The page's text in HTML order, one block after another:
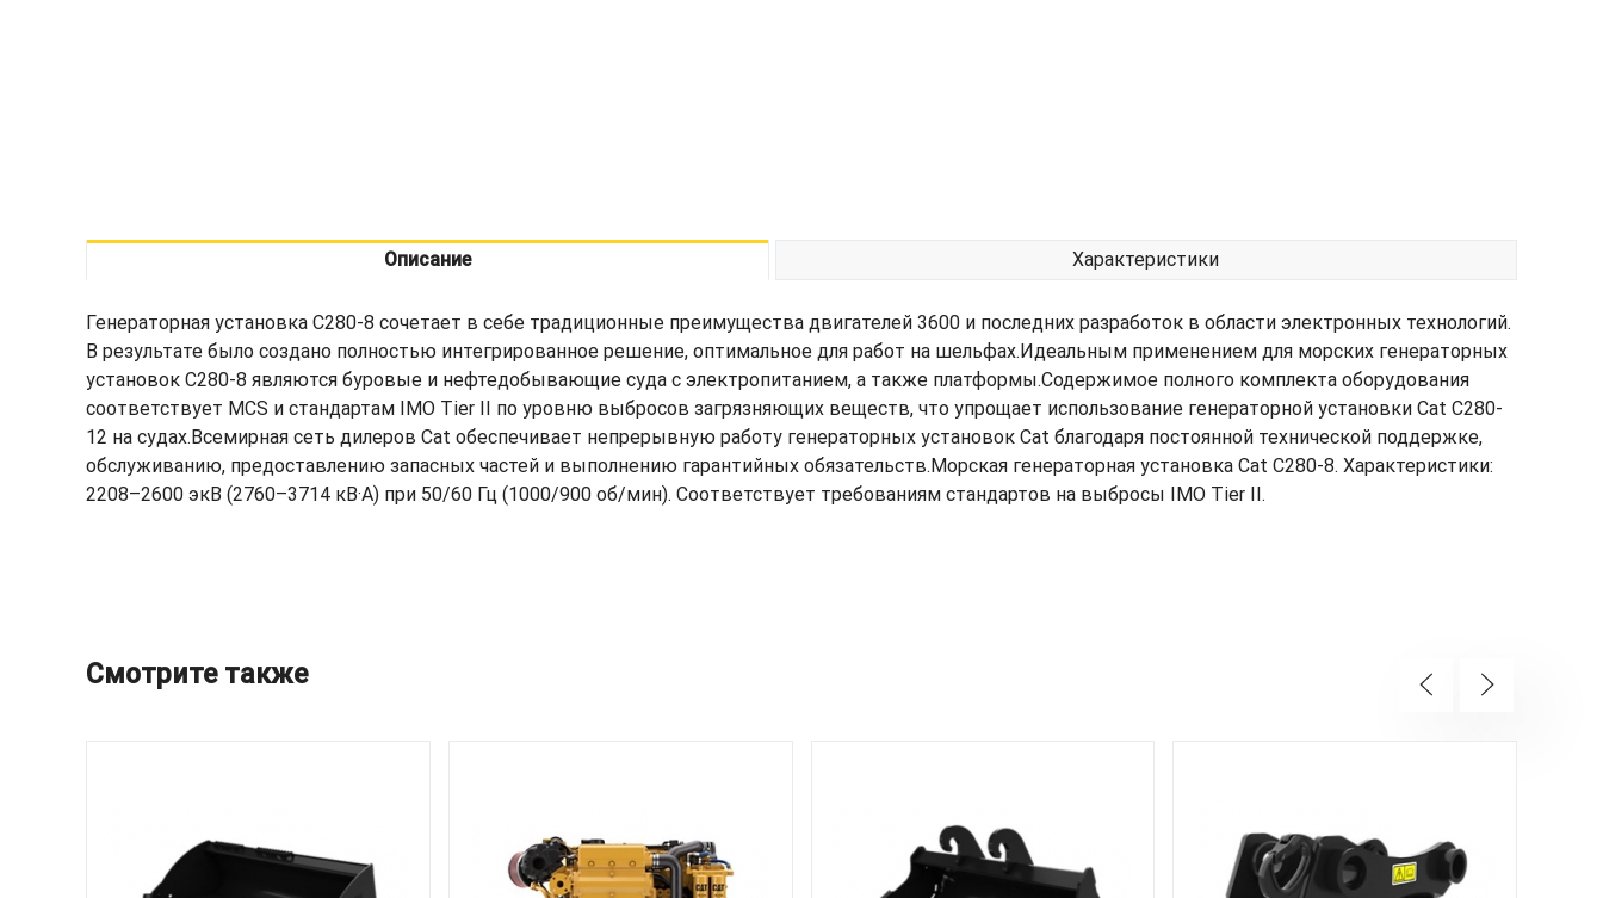
Описание Характеристики
Генераторная установка C280-8 сочетает в себе традиционные преимущества двигателей 3600 и последних разработок в области электронных технологий.
В результате было создано полностью интегрированное решение, оптимальное для работ на шельфах.Идеальным применением для морских генераторных
установок C280-8 являются буровые и нефтедобывающие суда с электропитанием, а также платформы.Содержимое полного комплекта оборудования
соответствует MCS и стандартам IMO Tier II по уровню выбросов загрязняющих веществ, что упрощает использование генераторной установки Cat C280-
12 на судах.Всемирная сеть дилеров Cat обеспечивает непрерывную работу генераторных установок Cat благодаря постоянной технической поддержке,
обслуживанию, предоставлению запасных частей и выполнению гарантийных обязательств.Морская генераторная установка Cat C280-8. Характеристики:
2208–2600 экВ (2760–3714 кВ·А) при 50/60 Гц (1000/900 об/мин). Соответствует требованиям стандартов на выбросы IMO Tier II.
Смотрите также